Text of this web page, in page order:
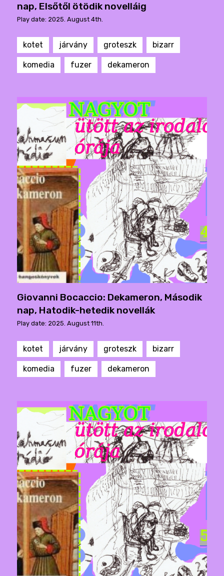
nap, Elsőtől ötödik novelláig
Play date: 2025. August 4th.
kotet járvány groteszk bizarr
komedia fuzer dekameron
Giovanni Bocaccio: Dekameron, Második
nap, Hatodik-hetedik novellák
Play date: 2025. August 11th.
kotet járvány groteszk bizarr
komedia fuzer dekameron